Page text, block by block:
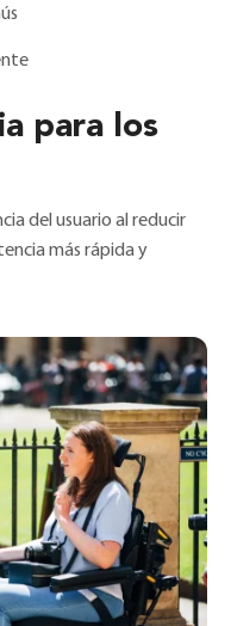
para los
del usuario al reducir
más rápida y